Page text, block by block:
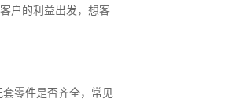
户的利益出发，想客
零件是否齐全，常见